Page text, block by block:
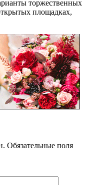
торжественных
площадках,
Обязательные поля